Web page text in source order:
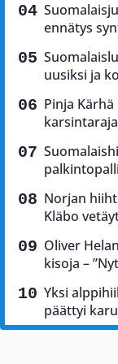
ennätys
uusiksi ja
Pinja
Norjan
Kläbo
Oliver
kisoja –
Yksi
päättyi